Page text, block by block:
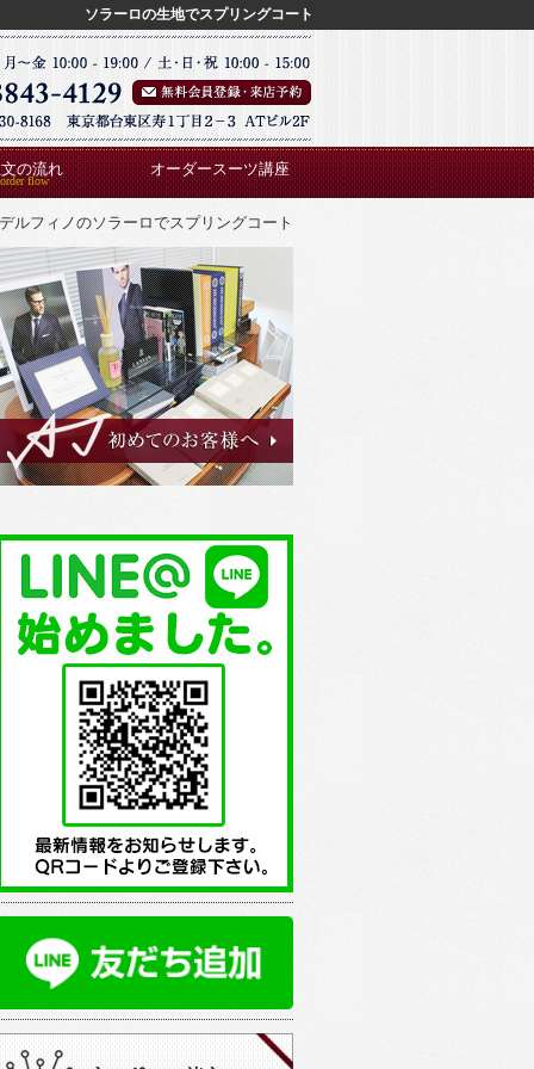
ソラーロの生地でスプリングコート
の流れ オーダースーツ講座
ルフィノのソラーロでスプリングコート